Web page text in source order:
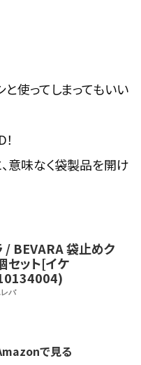
と使ってしまってもいい
意味なく袋製品を開け
/ BEVARA 袋止めク
セット[イケ
バ
で見る